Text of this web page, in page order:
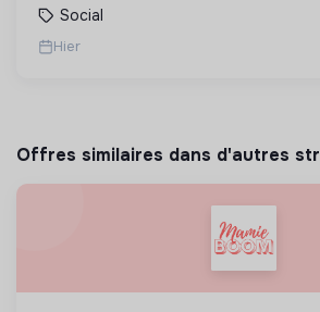
Social
Hier
Offres similaires dans d'autres